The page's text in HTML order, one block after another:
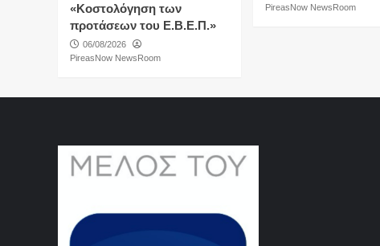
«Κοστολόγηση των
προτάσεων του Ε.Β.Ε.Π.»
06/08/2026
PireasNow NewsRoom
PireasNow NewsRoom